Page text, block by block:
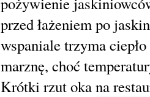
przed łażeniem po
wspaniale trzyma
marznę, choć
Krótki rzut oka na